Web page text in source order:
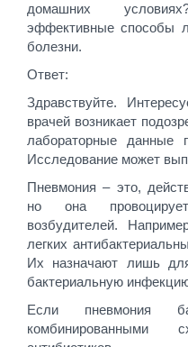
домашних
эффективные способы
болезни.
Ответ:
Здравствуйте.
врачей возникает
лабораторные данные
Исследование может
Пневмония – это,
но она
возбудителей.
легких
Их назначают лишь
бактериальную
Если пневмония
комбинированными